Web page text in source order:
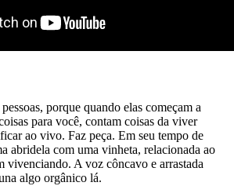
porque quando elas começam a
para você, contam coisas da viver
ao vivo. Faz peça. Em seu tempo de
abridela com uma vinheta, relacionada ao
vivenciando. A voz côncavo e arrastada
algo orgânico lá.